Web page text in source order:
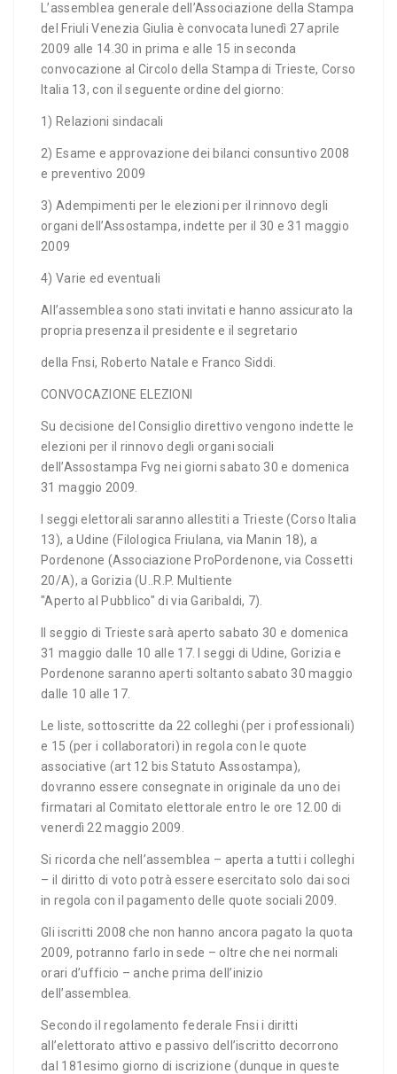
L’assemblea generale dell’Associazione della Stampa
del Friuli Venezia Giulia è convocata lunedì 27 aprile
2009 alle 14.30 in prima e alle 15 in seconda
convocazione al Circolo della Stampa di Trieste, Corso
Italia 13, con il seguente ordine del giorno:
1) Relazioni sindacali
2) Esame e approvazione dei bilanci consuntivo 2008
e preventivo 2009
3) Adempimenti per le elezioni per il rinnovo degli
organi dell’Assostampa, indette per il 30 e 31 maggio
2009
4) Varie ed eventuali
All’assemblea sono stati invitati e hanno assicurato la
propria presenza il presidente e il segretario
della Fnsi, Roberto Natale e Franco Siddi.
CONVOCAZIONE ELEZIONI
Su decisione del Consiglio direttivo vengono indette le
elezioni per il rinnovo degli organi sociali
dell’Assostampa Fvg nei giorni sabato 30 e domenica
31 maggio 2009.
I seggi elettorali saranno allestiti a Trieste (Corso Italia
13), a Udine (Filologica Friulana, via Manin 18), a
Pordenone (Associazione ProPordenone, via Cossetti
20/A), a Gorizia (U..R.P. Multiente
"Aperto al Pubblico" di via Garibaldi, 7).
Il seggio di Trieste sarà aperto sabato 30 e domenica
31 maggio dalle 10 alle 17. I seggi di Udine, Gorizia e
Pordenone saranno aperti soltanto sabato 30 maggio
dalle 10 alle 17.
Le liste, sottoscritte da 22 colleghi (per i professionali)
e 15 (per i collaboratori) in regola con le quote
associative (art 12 bis Statuto Assostampa),
dovranno essere consegnate in originale da uno dei
firmatari al Comitato elettorale entro le ore 12.00 di
venerdì 22 maggio 2009.
Si ricorda che nell’assemblea – aperta a tutti i colleghi
– il diritto di voto potrà essere esercitato solo dai soci
in regola con il pagamento delle quote sociali 2009.
Gli iscritti 2008 che non hanno ancora pagato la quota
2009, potranno farlo in sede – oltre che nei normali
orari d’ufficio – anche prima dell’inizio
dell’assemblea.
Secondo il regolamento federale Fnsi i diritti
all’elettorato attivo e passivo dell’iscritto decorrono
dal 181esimo giorno di iscrizione (dunque in queste